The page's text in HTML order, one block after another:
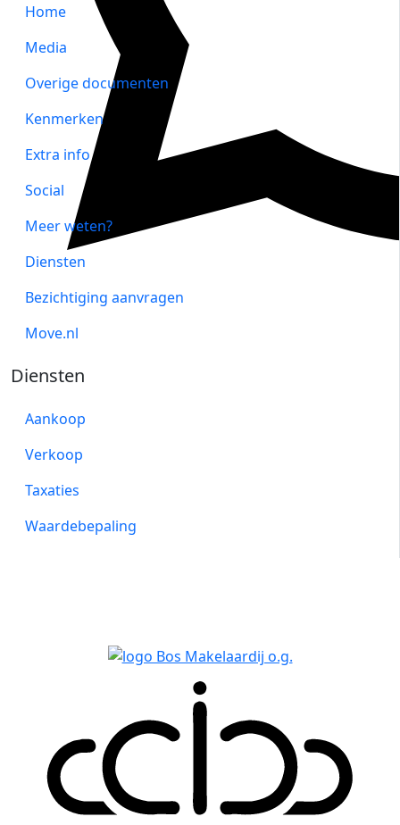
Home
Media
Overige documenten
Kenmerken
Extra info
Social
Meer weten?
Diensten
Bezichtiging aanvragen
Move.nl
Diensten
Aankoop
Verkoop
Taxaties
Waardebepaling